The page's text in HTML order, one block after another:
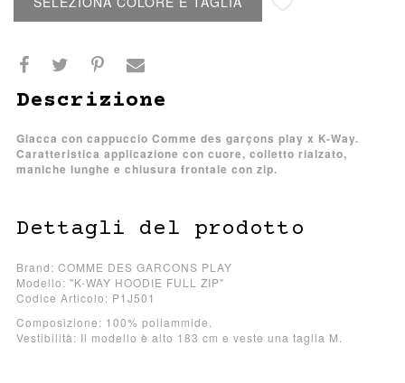
Descrizione
Giacca con cappuccio Comme des garçons play x K-Way.
Caratteristica applicazione con cuore, colletto rialzato,
maniche lunghe e chiusura frontale con zip.
Dettagli del prodotto
Brand: COMME DES GARCONS PLAY
Modello: "K-WAY HOODIE FULL ZIP"
Codice Articolo: P1J501
Composizione: 100% poliammide.
Vestibilità: Il modello è alto 183 cm e veste una taglia M.